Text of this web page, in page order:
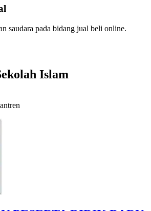
saudara pada bidang jual beli online.
Islam